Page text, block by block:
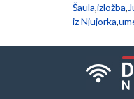
Šaula,izložba,
iz Njujorka,